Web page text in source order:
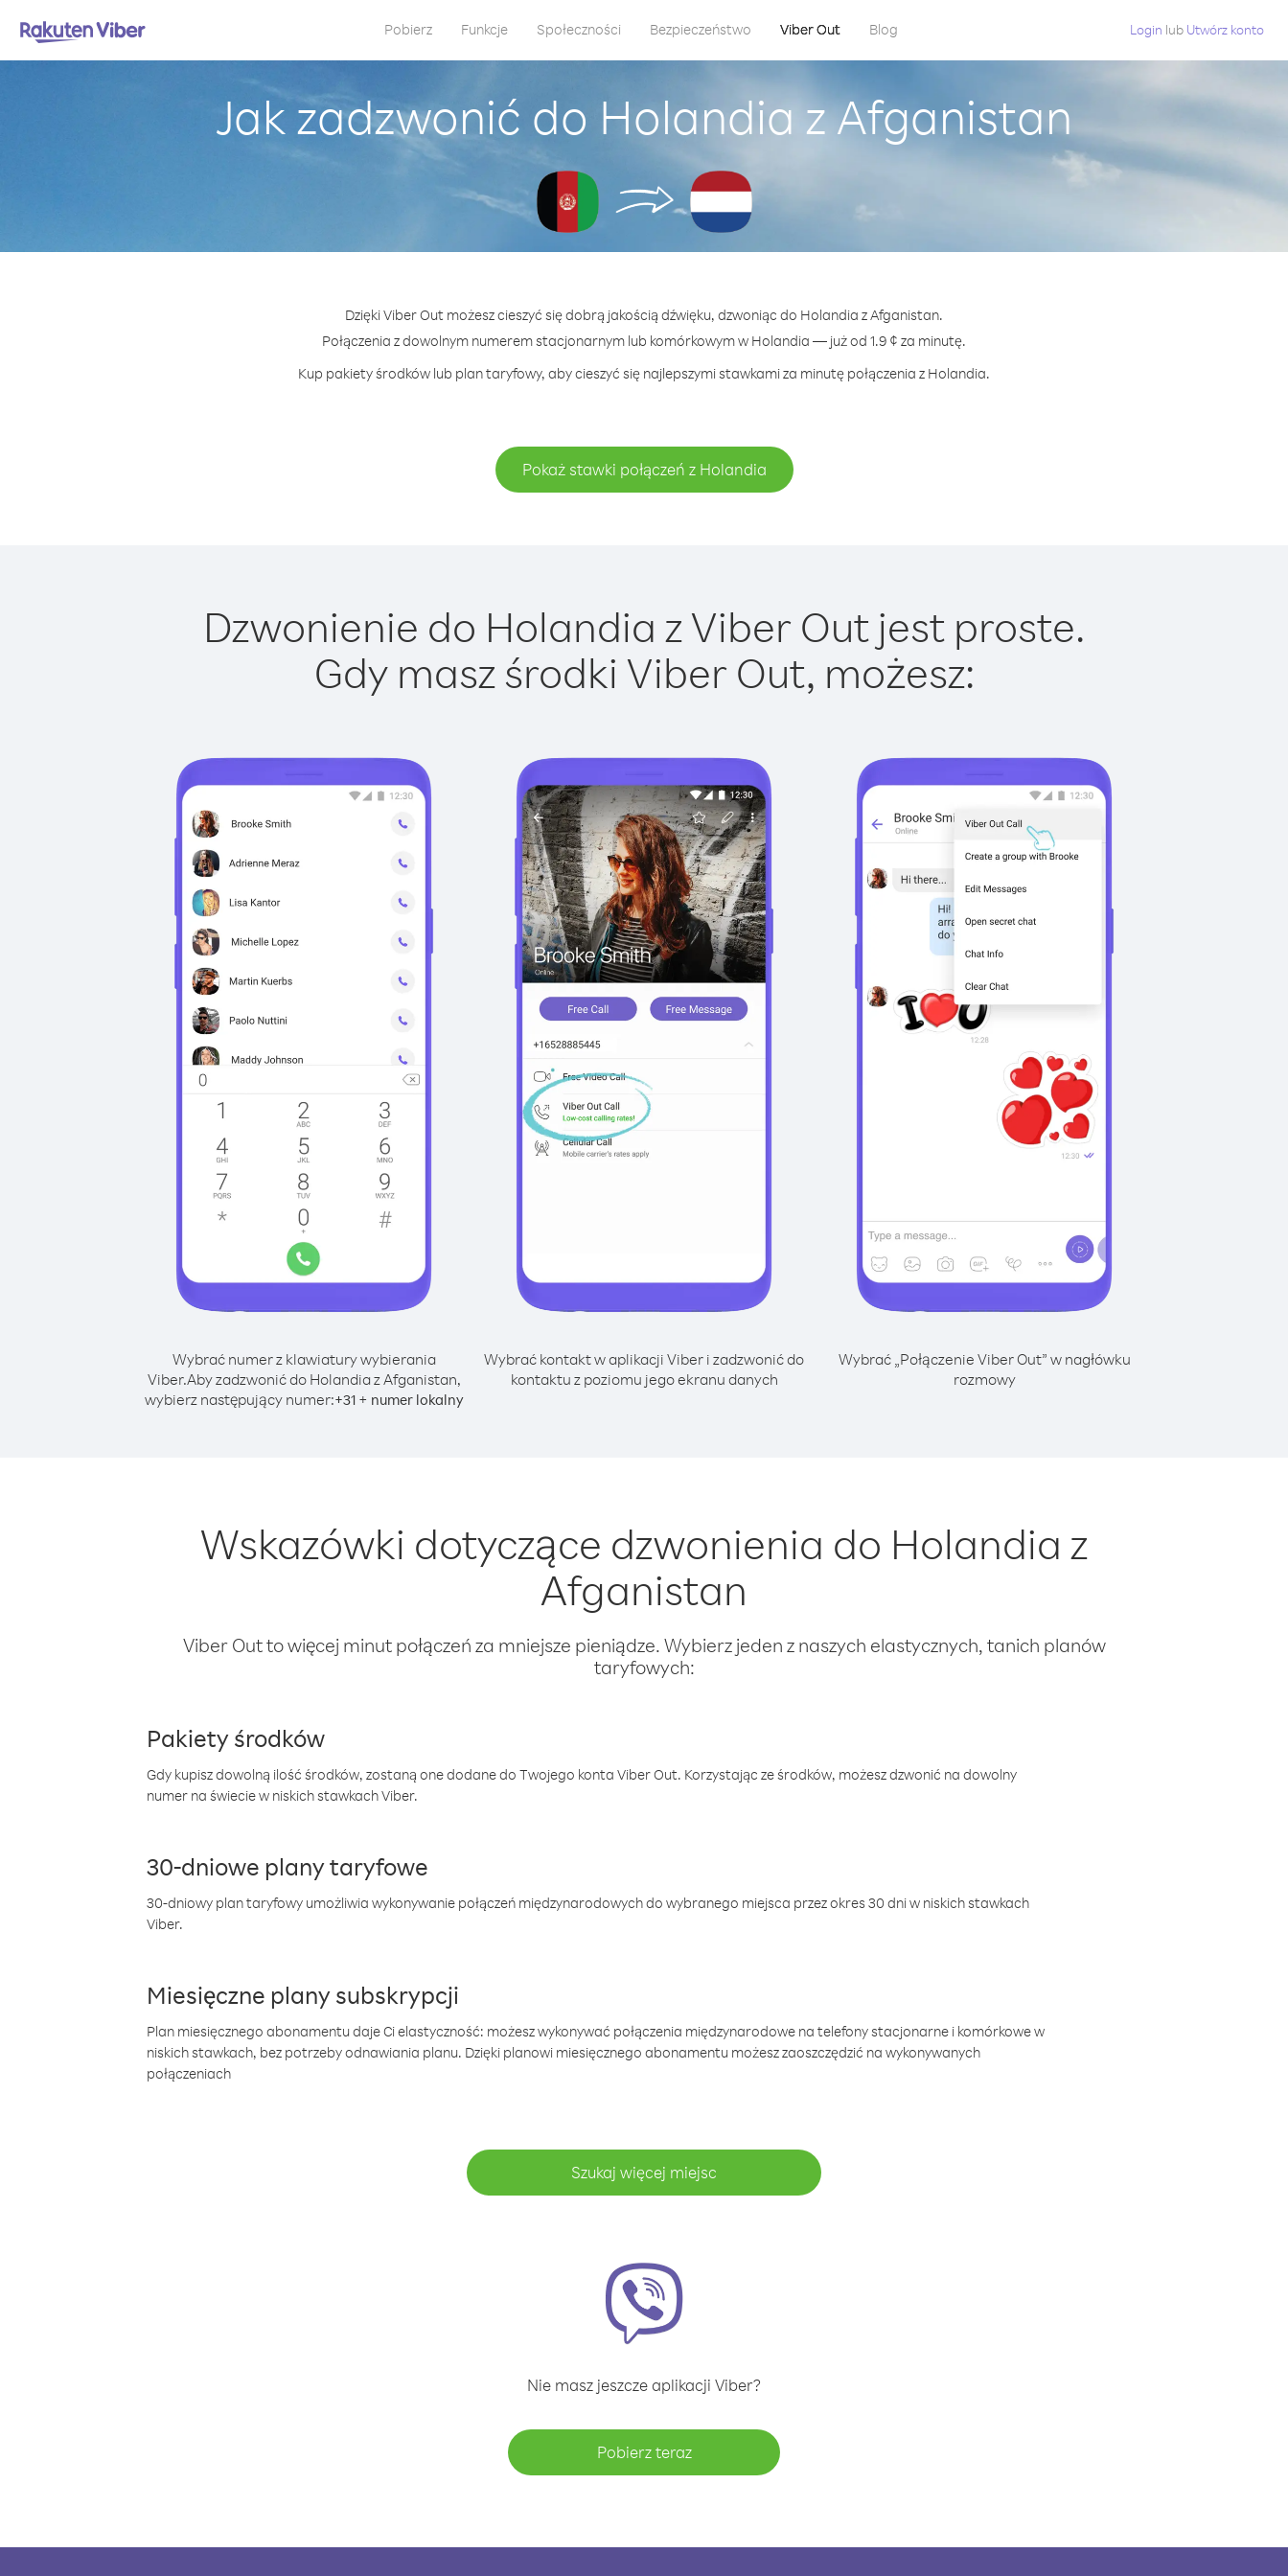
Pobierz Funkcje Społeczności Bezpieczeństwo Viber Out Blog Login lub Utwórz konto
Jak zadzwonić do Holandia z Afganistan
Dzięki Viber Out możesz cieszyć się dobrą jakością dźwięku, dzwoniąc do Holandia z Afganistan.
Połączenia z dowolnym numerem stacjonarnym lub komórkowym w Holandia — już od 1.9 ¢ za minutę.
Kup pakiety środków lub plan taryfowy, aby cieszyć się najlepszymi stawkami za minutę połączenia z Holandia.
Pokaż stawki połączeń z Holandia
Dzwonienie do Holandia z Viber Out jest proste.
Gdy masz środki Viber Out, możesz:
Wybrać numer z klawiatury wybierania
Viber.Aby zadzwonić do Holandia z Afganistan,
wybierz następujący numer:+31+ numer lokalny
Wybrać kontakt w aplikacji Viber i zadzwonić do
kontaktu z poziomu jego ekranu danych
Wybrać „Połączenie Viber Out” w nagłówku
rozmowy
Wskazówki dotyczące dzwonienia do Holandia z
Afganistan
Viber Out to więcej minut połączeń za mniejsze pieniądze. Wybierz jeden z naszych elastycznych, tanich planów
taryfowych:
Pakiety środków
Gdy kupisz dowolną ilość środków, zostaną one dodane do Twojego konta Viber Out. Korzystając ze środków, możesz dzwonić na dowolny
numer na świecie w niskich stawkach Viber.
30-dniowe plany taryfowe
30-dniowy plan taryfowy umożliwia wykonywanie połączeń międzynarodowych do wybranego miejsca przez okres 30 dni w niskich stawkach
Viber.
Miesięczne plany subskrypcji
Plan miesięcznego abonamentu daje Ci elastyczność: możesz wykonywać połączenia międzynarodowe na telefony stacjonarne i komórkowe w
niskich stawkach, bez potrzeby odnawiania planu. Dzięki planowi miesięcznego abonamentu możesz zaoszczędzić na wykonywanych
połączeniach
Szukaj więcej miejsc
Nie masz jeszcze aplikacji Viber?
Pobierz teraz